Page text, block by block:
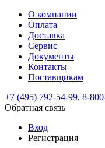
ВходРегистрация
Только
test@example.com
отправлена
по
ней
для
регистрации.
Только
Восстановление
пароля
Заполните
форму.
Мы
отправим
ссылку
на
На
вашу
test@test.ru
отправлена
ссылка.
Введите
новый
пароль
Пароль
успешно
Войти
Обратная
связь
Ваше
сообщение
успешно
О компании
Оплата
Доставка
Сервис
Документы
Контакты
Поставщикам
+7 (495) 792-54-99, 8-
Обратная связь
Вход
Регистрация